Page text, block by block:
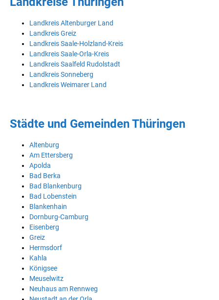
Landkreis Altenburger Land
Landkreis Greiz
Landkreis Saale-Holzland-Kreis
Landkreis Saale-Orla-Kreis
Landkreis Saalfeld Rudolstadt
Landkreis Sonneberg
Landkreis Weimarer Land
Städte und Gemeinden Thüringen
Altenburg
Am Ettersberg
Apolda
Bad Berka
Bad Blankenburg
Bad Lobenstein
Blankenhain
Dornburg-Camburg
Eisenberg
Greiz
Hermsdorf
Kahla
Königsee
Meuselwitz
Neuhaus am Rennweg